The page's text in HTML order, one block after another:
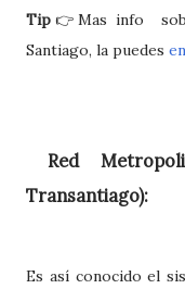
Tip 👉Mas info
Santiago, la puedes
Red
Transantiago):
Es así conocido el